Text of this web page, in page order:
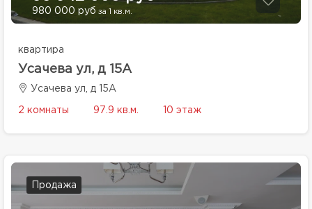
980 000 руб за 1 кв.м.
квартира
Усачева ул, д 15А
Усачева ул, д 15А
2 комнаты 97.9 кв.м. 10 этаж
Продажа